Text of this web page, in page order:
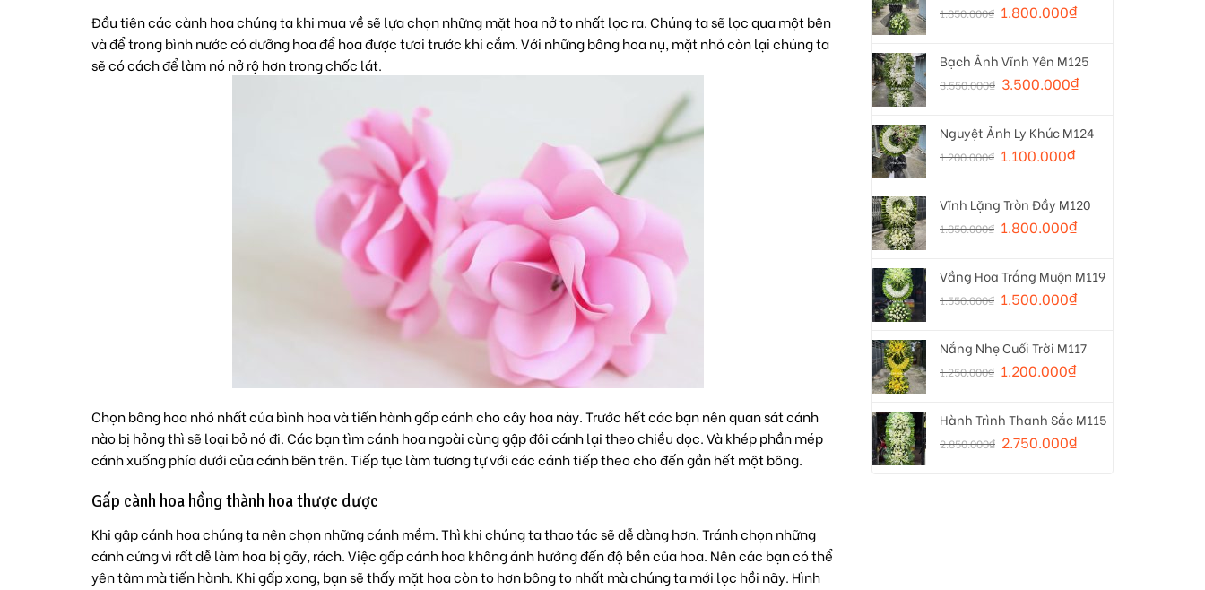
Đầu tiên các cành hoa chúng ta khi mua về sẽ lựa chọn những mặt hoa nở to nhất lọc ra. Chúng ta sẽ lọc qua một bên
và để trong bình nước có dưỡng hoa để hoa được tươi trước khi cắm. Với những bông hoa nụ, mặt nhỏ còn lại chúng ta
sẽ có cách để làm nó nở rộ hơn trong chốc lát.
Chọn bông hoa nhỏ nhất của bình hoa và tiến hành gấp cánh cho cây hoa này. Trước hết các bạn nên quan sát cánh
nào bị hỏng thì sẽ loại bỏ nó đi. Các bạn tìm cánh hoa ngoài cùng gập đôi cánh lại theo chiều dọc. Và khép phần mép
cánh xuống phía dưới của cánh bên trên. Tiếp tục làm tương tự với các cánh tiếp theo cho đến gần hết một bông.
Gấp cành hoa hồng thành hoa thược dược
Khi gập cánh hoa chúng ta nên chọn những cánh mềm. Thì khi chúng ta thao tác sẽ dễ dàng hơn. Tránh chọn những
cánh cứng vì rất dễ làm hoa bị gãy, rách. Việc gấp cánh hoa không ảnh hưởng đến độ bền của hoa. Nên các bạn có thể
yên tâm mà tiến hành. Khi gấp xong, bạn sẽ thấy mặt hoa còn to hơn bông to nhất mà chúng ta mới lọc hồi nãy. Hình
1.850.000₫ 1.800.000₫
Bạch Ảnh Vĩnh Yên M125
3.550.000₫ 3.500.000₫
Nguyệt Ảnh Ly Khúc M124
1.200.000₫ 1.100.000₫
Vĩnh Lặng Tròn Đầy M120
1.850.000₫ 1.800.000₫
Vầng Hoa Trắng Muộn M119
1.550.000₫ 1.500.000₫
Nắng Nhẹ Cuối Trời M117
1.250.000₫ 1.200.000₫
Hành Trình Thanh Sắc M115
2.850.000₫ 2.750.000₫